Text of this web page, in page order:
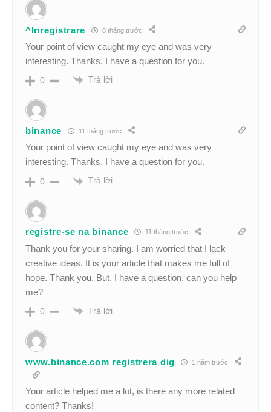
^Inregistrare 8 tháng trước
Your point of view caught my eye and was very
interesting. Thanks. I have a question for you.
0 Trả lời
binance 11 tháng trước
Your point of view caught my eye and was very
interesting. Thanks. I have a question for you.
0 Trả lời
registre-se na binance 11 tháng trước
Thank you for your sharing. I am worried that I lack
creative ideas. It is your article that makes me full of
hope. Thank you. But, I have a question, can you help
me?
0 Trả lời
www.binance.com registrera dig 1 năm trước
Your article helped me a lot, is there any more related
content? Thanks!